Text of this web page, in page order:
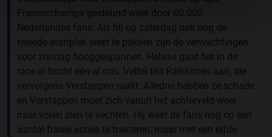
Francorchamps gesteund weet door 60.000
Nederlandse fans. Als hij op zaterdag ook nog de
tweede startplek weet te pakken zijn de verwachtingen
voor zondag hooggespannen. Helaas gaat het in de
race in bocht één al mis: Vettel tikt Räikkönen aan, die
vervolgens Verstappen raakt. Alledrie hebben ze schade
en Verstappen moet zich vanuit het achterveld weer
naar voren zien te vechten. Hij weet de fans nog op een
aantal fraaie acties te trakteren, maar met een elfde